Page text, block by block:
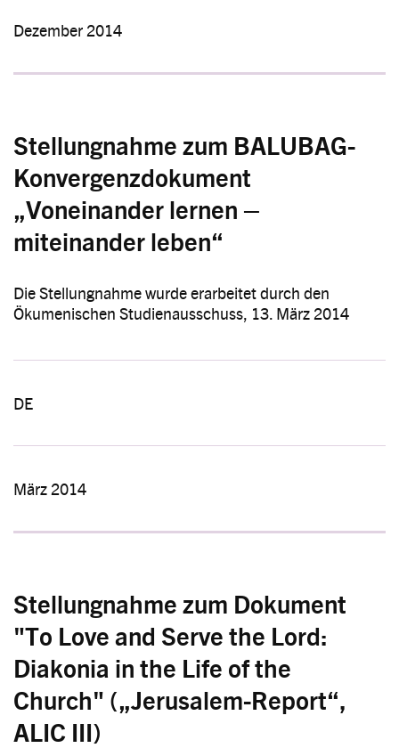
Dezember 2014
Stellungnahme zum BALUBAG-
Konvergenzdokument
„Voneinander lernen –
miteinander leben“
Die Stellungnahme wurde erarbeitet durch den
Ökumenischen Studienausschuss, 13. März 2014
DE
März 2014
Stellungnahme zum Dokument
"To Love and Serve the Lord:
Diakonia in the Life of the
Church" („Jerusalem-Report“,
ALIC III)